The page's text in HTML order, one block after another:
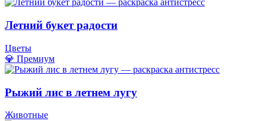
Летний букет радости
Цветы
💎 Премиум
Рыжий лис в летнем лугу
Животные